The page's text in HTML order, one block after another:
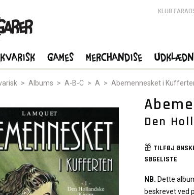
> Albums > A-B-C > A > Abemennesket i
Den
TILFØJ
SØGELISTE
NB. Dette
beskrevet ved
KLUB
Games Merchandise